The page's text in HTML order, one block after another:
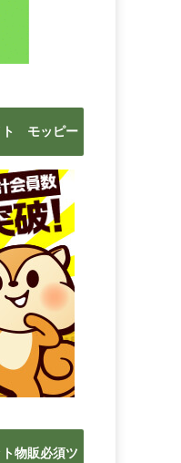
ト モッピー
物販必須ツ